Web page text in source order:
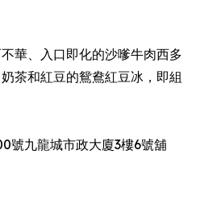
華、入口即化的沙嗲牛肉西多
茶和紅豆的鴛鴦紅豆冰，即組
號九龍城市政大廈3樓6號舖